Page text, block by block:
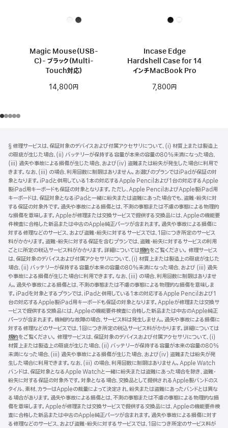
Magic Mouse（USB-
C）- ブラック（Multi-
Touch対応）
14,800円
Incase Edge
Hardshell Case for 14
インチMacBook Pro
7,800円
ッ
タ
ー
注
§ 修理サービスは、保証対象のデバイスおよび付属アクセサリについて、(i) 材質上または製造上
の瑕疵が生じた場合、(ii) バッテリーが保持する容量が本来の容量の80%未満になった場合、
(iii) 過失や事故による損傷が生じた場合、および(iv) 盗難または紛失が発生した場合に利用で
きます。なお、(iii) の場合、利用回数に制限はありません。お選びのプランではiPadが保証の対
象となります。iPadと併用している1本の対応するApple Pencilおよび1台の対応するApple
製iPad用キーボードも保証の対象となります。ただし、Apple PencilおよびApple製iPad用
キーボードは、保証対象となるiPadと一緒に紛失または盗難にあった場合でも、盗難・紛失に対
する保証の対象外です。過失や事故による損傷とは、不測の事態または不慮の事態による物理的
な損傷を意味します。Appleが修理または交換サービスで提供する交換品には、Appleの機能要
件検査に合格した新品または中古のApple純正パーツが含まれます。過失や事故による損傷に
対する修理などのサービス、および盗難・紛失に対するサービスでは、1回につき所定のサービス
料がかかります。盗難・紛失に対する保証を含むプランでは、盗難・紛失に対するサービスの利用
ごとに所定の税込サービス料がかかります。詳細については規約（新
規
ウ
イ
ン
ド
ウ
で
開
き
ま
す）
をご覧ください。 修理サービス
は、保証対象のデバイスおよび付属アクセサリについて、(i) 材質上または製造上の瑕疵が生じた
場合、(ii) バッテリーが保持する容量が本来の容量の80%未満になった場合、および (iii) 過失
や事故による損傷が生じた場合に利用できます。なお、(iii) の場合、利用回数に制限はありませ
ん。過失や事故による損傷とは、不測の事態または不慮の事態による物理的な損傷を意味しま
す。iPadを対象とするプランでは、iPadと併用している1本の対応するApple Pencilおよび1
台の対応するApple製iPad用キーボードも保証の対象となります。Appleが修理または交換サ
ービスで提供する交換品には、Appleの機能要件検査に合格した新品または中古のApple純正
パーツが含まれます。機械的な故障の場合、サービス料は発生しません。過失や事故による損傷に
対する修理などのサービスでは、1回につき所定の税込サービス料がかかります。詳細については
規約（新
規
ウ
イ
ン
ド
ウ
で
開
き
ま
をご覧ください。 修理サービスは、保証対象のデバイスおよび付属アクセサリについて、(i)
材質上または製造上の瑕疵が生じた場合、(ii) バッテリーが保持する容量が本来の容量の80%
未満になった場合、(iii) 過失や事故による損傷が生じた場合、および(iv) 盗難または紛失が発
生した場合に利用できます。なお、(iii) の場合、利用回数に制限はありません。Apple Watch
バンドは、保証対象となるApple Watchと一緒に紛失または盗難にあった場合を除き、盗難・
紛失に対する保証の対象外です。対象となる場合、交換品として提供されるApple製バンドのス
タイル、素材、カラーはAppleの裁量によって決定され、紛失または盗難にあったバンドとは異な
る場合があります。過失や事故による損傷とは、不測の事態または不慮の事態による物理的な損
傷を意味します。Appleが修理または交換サービスで提供する交換品には、Appleの機能要件検
査に合格した新品または中古のApple純正パーツが含まれます。過失や事故による損傷に対す
る修理などのサービス、および盗難・紛失に対するサービスでは、1回につき所定のサービス料が